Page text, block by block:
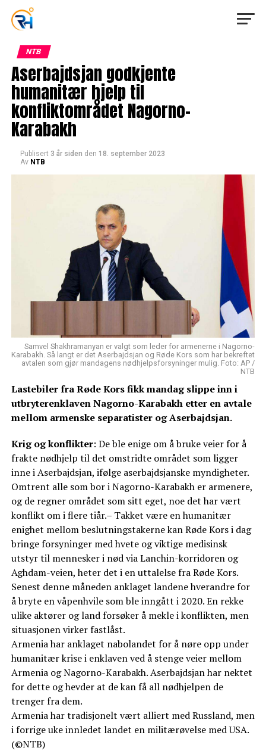
NTB
Aserbajdsjan godkjente
humanitær hjelp til
konfliktområdet Nagorno-
Karabakh
Publisert 3 år siden den 18. september 2023
Av NTB
Samvel Shakhramanyan er valgt som leder for armenerne i Nagorno-
Karabakh. Så langt er det Aserbajdsjan og Røde Kors som har bekreftet
avtalen som gjør mandagens nødhjelpsforsyninger mulig. Foto: AP /
NTB
Lastebiler fra Røde Kors fikk mandag slippe inn i
utbryterenklaven Nagorno-Karabakh etter en avtale
mellom armenske separatister og Aserbajdsjan.
Krig og konflikter: De ble enige om å bruke veier for å
frakte nødhjelp til det omstridte området som ligger
inne i Aserbajdsjan, ifølge aserbajdsjanske myndigheter.
Omtrent alle som bor i Nagorno-Karabakh er armenere,
og de regner området som sitt eget, noe det har vært
konflikt om i flere tiår.– Takket være en humanitær
enighet mellom beslutningstakerne kan Røde Kors i dag
bringe forsyninger med hvete og viktige medisinsk
utstyr til mennesker i nød via Lanchin-korridoren og
Aghdam-veien, heter det i en uttalelse fra Røde Kors.
Senest denne måneden anklaget landene hverandre for
å bryte en våpenhvile som ble inngått i 2020. En rekke
ulike aktører og land forsøker å mekle i konflikten, men
situasjonen virker fastlåst.
Armenia har anklaget nabolandet for å nøre opp under
humanitær krise i enklaven ved å stenge veier mellom
Armenia og Nagorno-Karabakh. Aserbajdsjan har nektet
for dette og hevder at de kan få all nødhjelpen de
trenger fra dem.
Armenia har tradisjonelt vært alliert med Russland, men
i forrige uke innledet landet en militærøvelse med USA.
(©NTB)